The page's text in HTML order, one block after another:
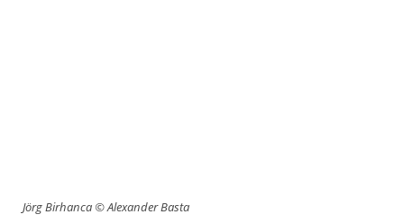
Jörg Birhanca © Alexander Basta